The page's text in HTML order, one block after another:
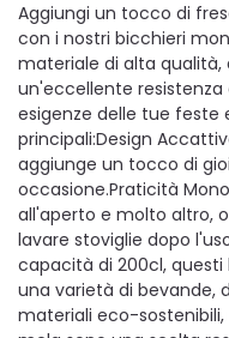
Aggiungi un tocco di
con i nostri bicchieri
materiale di alta
un'eccellente
esigenze delle tue feste
principali:Design
aggiunge un tocco di
occasione.Praticità
all'aperto e molto altro,
lavare stoviglie dopo
capacità di 200cl,
una varietà di bevande,
materiali eco-